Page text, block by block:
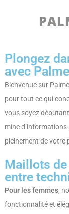
Plongez
avec
Bienvenue sur
pour tout ce qui
vous soyez
mine
pleinement de votre
Maillots
entre
Pour les femmes,
fonctionnalité et